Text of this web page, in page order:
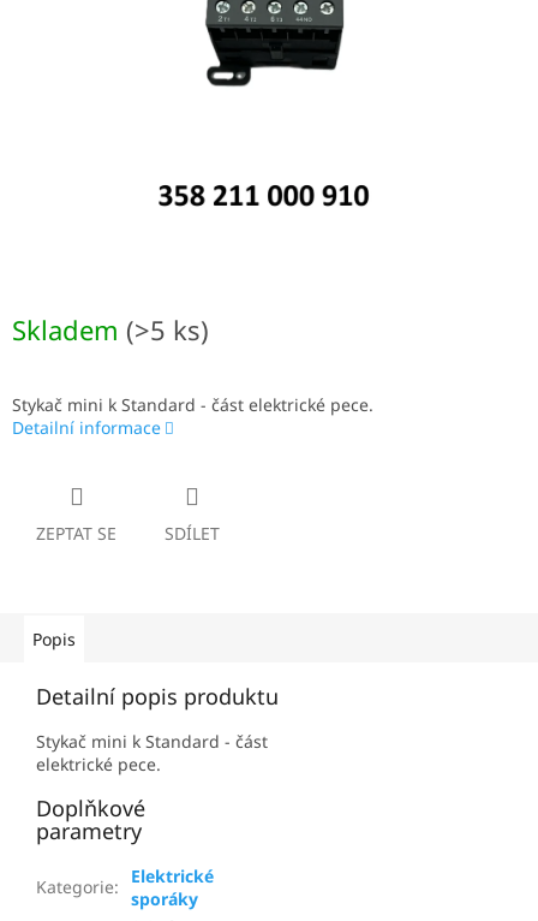
Skladem (>5 ks)
Stykač mini k Standard - část elektrické pece.
Detailní informace
ZEPTAT SE SDÍLET
Popis
Detailní popis produktu
Stykač mini k Standard - část
elektrické pece.
Doplňkové
parametry
Kategorie:
Elektrické
sporáky